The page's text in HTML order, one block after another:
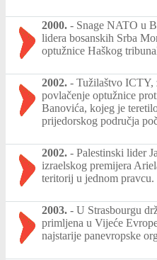
2000. - Snage NATO u
lidera bosanskih Srba
optužnice Haškog
2002. - Tužilaštvo ICTY,
povlačenje optužnice
Banovića, kojeg je
prijedorskog područja
2002. - Palestinski lider
izraelskog premijera
teritorij u jednom pravcu.
2003. - U Strasbourgu
primljena u Vijeće
najstarije panevropske